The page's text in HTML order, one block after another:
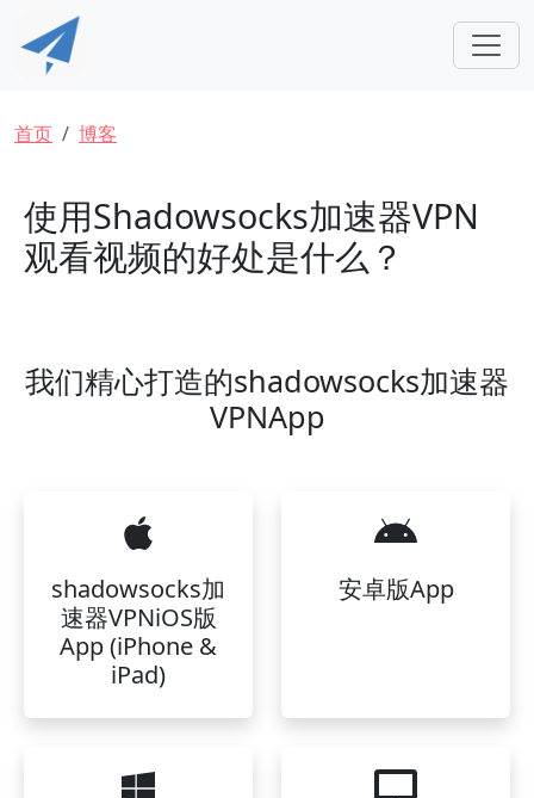
跳转到主要内容
面包屑
首页 博客
使用Shadowsocks加速器VPN
观看视频的好处是什么？
我们精心打造的shadowsocks加速器
VPNApp
shadowsocks加
速器VPNiOS版
App (iPhone &
iPad)
安卓版App